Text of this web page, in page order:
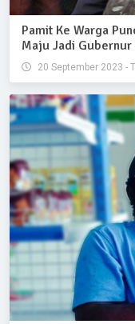
Pamit Ke Warga
Maju Jadi Gubernur
20 September 2023 -